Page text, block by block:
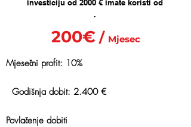
investiciju od 2000 € imate koristi od
.
200€ / Mjesec
Mjesečni profit: 10%
Godišnja dobit: 2.400 €
Povlačenje dobiti